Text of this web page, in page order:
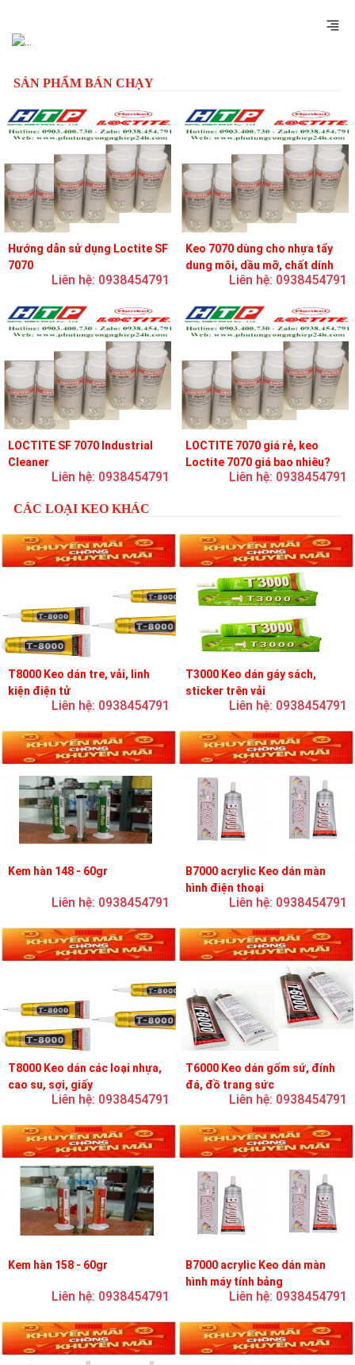
SẢN PHẨM BÁN CHẠY
Hướng dẫn sử dụng Loctite SF
7070
Liên hệ: 0938454791
Keo 7070 dùng cho nhựa tẩy
dung môi, dầu mỡ, chất dính
và chất bôi trơnLiên hệ: 0938454791
LOCTITE SF 7070 Industrial
Cleaner
Liên hệ: 0938454791
LOCTITE 7070 giá rẻ, keo
Loctite 7070 giá bao nhiêu?
Liên hệ: 0938454791
CÁC LOẠI KEO KHÁC
T8000 Keo dán tre, vải, linh
kiện điện tử
Liên hệ: 0938454791
T3000 Keo dán gáy sách,
sticker trên vải
Liên hệ: 0938454791
Kem hàn 148 - 60gr
Liên hệ: 0938454791
B7000 acrylic Keo dán màn
hình điện thoại
Liên hệ: 0938454791
T8000 Keo dán các loại nhựa,
cao su, sợi, giấy
Liên hệ: 0938454791
T6000 Keo dán gốm sứ, đính
đá, đồ trang sức
Liên hệ: 0938454791
Kem hàn 158 - 60gr
Liên hệ: 0938454791
B7000 acrylic Keo dán màn
hình máy tính bảng
Liên hệ: 0938454791